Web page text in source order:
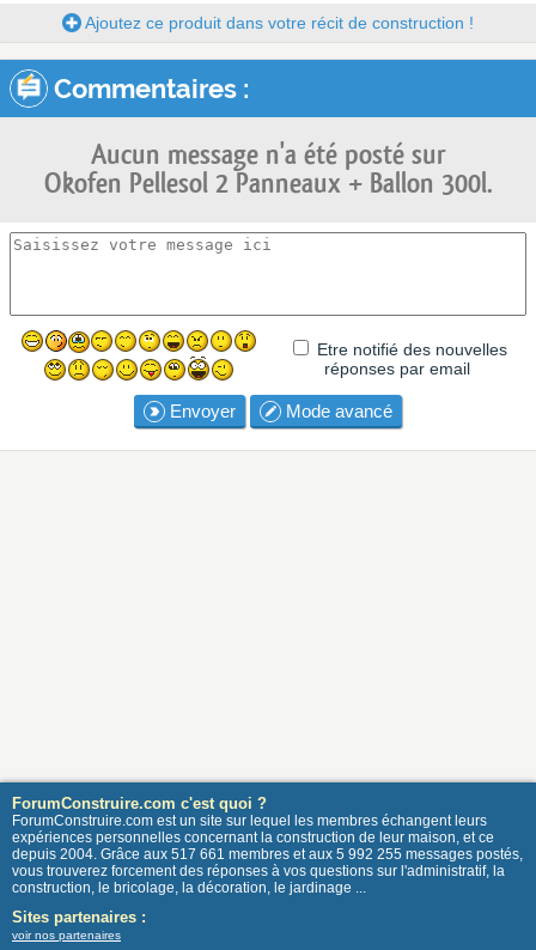
Ajoutez ce produit dans votre récit de construction !
Commentaires :
Aucun message n'a été posté sur
Okofen Pellesol 2 Panneaux + Ballon 300l.
Etre notifié des nouvelles
réponses par email
Envoyer Mode avancé
ForumConstruire.com c'est quoi ?
ForumConstruire.com est un site sur lequel les membres échangent leurs
expériences personnelles concernant la construction de leur maison, et ce
depuis 2004. Grâce aux 517 661 membres et aux 5 992 255 messages postés,
vous trouverez forcement des réponses à vos questions sur l'administratif, la
construction, le bricolage, la décoration, le jardinage ...
Sites partenaires :
voir nos partenaires